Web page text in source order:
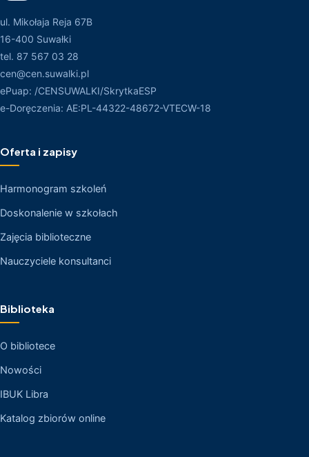
ul. Mikołaja Reja 67B
16-400 Suwałki
tel. 87 567 03 28
cen@cen.suwalki.pl
ePuap: /CENSUWALKI/SkrytkaESP
e-Doręczenia: AE:PL-44322-48672-VTECW-18
Oferta i zapisy
Harmonogram szkoleń
Doskonalenie w szkołach
Zajęcia biblioteczne
Nauczyciele konsultanci
Biblioteka
O bibliotece
Nowości
IBUK Libra
Katalog zbiorów online